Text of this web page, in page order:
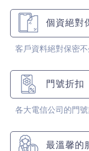
個資絕對
客戶資料絕對保密不
門號折扣
各大電信公司的門
最溫馨的